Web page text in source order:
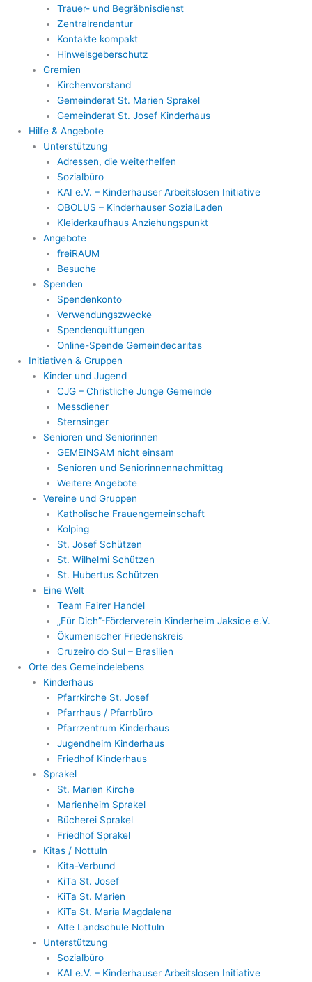
Trauer- und Begräbnisdienst
Zentralrendantur
Kontakte kompakt
Hinweisgeberschutz
Gremien
Kirchenvorstand
Gemeinderat St. Marien Sprakel
Gemeinderat St. Josef Kinderhaus
Hilfe & Angebote
Unterstützung
Adressen, die weiterhelfen
Sozialbüro
KAI e.V. – Kinderhauser Arbeitslosen Initiative
OBOLUS – Kinderhauser SozialLaden
Kleiderkaufhaus Anziehungspunkt
Angebote
freiRAUM
Besuche
Spenden
Spendenkonto
Verwendungszwecke
Spendenquittungen
Online-Spende Gemeindecaritas
Initiativen & Gruppen
Kinder und Jugend
CJG – Christliche Junge Gemeinde
Messdiener
Sternsinger
Senioren und Seniorinnen
GEMEINSAM nicht einsam
Senioren und Seniorinnennachmittag
Weitere Angebote
Vereine und Gruppen
Katholische Frauengemeinschaft
Kolping
St. Josef Schützen
St. Wilhelmi Schützen
St. Hubertus Schützen
Eine Welt
Team Fairer Handel
„Für Dich”-Förderverein Kinderheim Jaksice e.V.
Ökumenischer Friedenskreis
Cruzeiro do Sul – Brasilien
Orte des Gemeindelebens
Kinderhaus
Pfarrkirche St. Josef
Pfarrhaus / Pfarrbüro
Pfarrzentrum Kinderhaus
Jugendheim Kinderhaus
Friedhof Kinderhaus
Sprakel
St. Marien Kirche
Marienheim Sprakel
Bücherei Sprakel
Friedhof Sprakel
Kitas / Nottuln
Kita-Verbund
KiTa St. Josef
KiTa St. Marien
KiTa St. Maria Magdalena
Alte Landschule Nottuln
Unterstützung
Sozialbüro
KAI e.V. – Kinderhauser Arbeitslosen Initiative